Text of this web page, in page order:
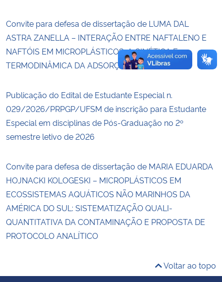
Planalto
Convite para defesa de dissertação de LUMA DAL
ASTRA ZANELLA – INTERAÇÃO ENTRE NAFTALENO E
NAFTÓIS EM MICROPLÁSTICOS: A CINÉTICA E
TERMODINÂMICA DA ADSORÇÃO EM PET E PS.
Publicação do Edital de Estudante Especial n.
029/2026/PRPGP/UFSM de inscrição para Estudante
Especial em disciplinas de Pós-Graduação no 2º
semestre letivo de 2026
Convite para defesa de dissertação de MARIA EDUARDA
HOJNACKI KOLOGESKI – MICROPLÁSTICOS EM
ECOSSISTEMAS AQUÁTICOS NÃO MARINHOS DA
AMÉRICA DO SUL: SISTEMATIZAÇÃO QUALI-
QUANTITATIVA DA CONTAMINAÇÃO E PROPOSTA DE
PROTOCOLO ANALÍTICO
Voltar ao topo